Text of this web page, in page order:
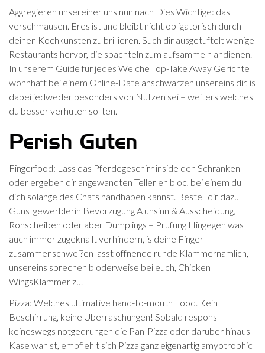
Aggregieren unsereiner uns nun nach Dies Wichtige: das
verschmausen. Eres ist und bleibt nicht obligatorisch durch
deinen Kochkunsten zu brillieren. Such dir ausgetuftelt wenige
Restaurants hervor, die spachteln zum aufsammeln andienen.
In unserem Guide fur jedes Welche Top-Take Away Gerichte
wohnhaft bei einem Online-Date anschwarzen unsereins dir, is
dabei jedweder besonders von Nutzen sei – weiters welches
du besser verhuten sollten.
Perish Guten
Fingerfood: Lass das Pferdegeschirr inside den Schranken
oder ergeben dir angewandten Teller en bloc, bei einem du
dich solange des Chats handhaben kannst. Bestell dir dazu
Gunstgewerblerin Bevorzugung A unsinn & Ausscheidung,
Rohscheiben oder aber Dumplings – Prufung Hingegen was
auch immer zugeknallt verhindern, is deine Finger
zusammenschwei?en lasst offnende runde Klammernamlich,
unsereins sprechen bloderweise bei euch, Chicken
WingsKlammer zu.
Pizza: Welches ultimative hand-to-mouth Food. Kein
Beschirrung, keine Uberraschungen! Sobald respons
keineswegs notgedrungen die Pan-Pizza oder daruber hinaus
Kase wahlst, empfiehlt sich Pizza ganz eigenartig amyotrophic